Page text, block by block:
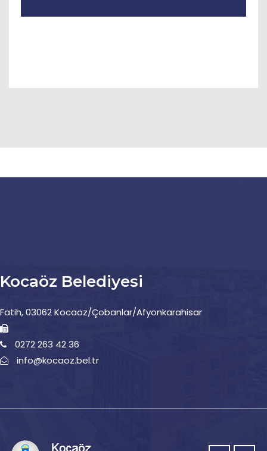
Kocaöz Belediyesi
Fatih, 03062 Kocaöz/Çobanlar/Afyonkarahisar
0272 263 42 36
info@kocaoz.bel.tr